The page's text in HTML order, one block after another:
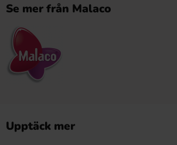
Se mer från Malaco
Upptäck mer